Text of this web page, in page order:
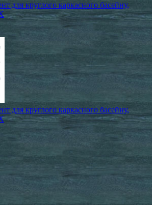
для круглого каркасного басейну,
для круглого каркасного басейну,